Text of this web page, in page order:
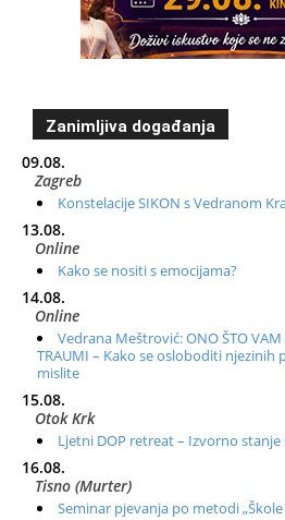
Zanimljiva događanja
09.08.
Zagreb
Konstelacije SIKON s Vedranom
13.08.
Online
Kako se nositi s emocijama?
14.08.
Online
Vedrana Meštrović: ONO ŠTO VAM
TRAUMI – Kako se osloboditi njezinih
mislite
15.08.
Otok Krk
Ljetni DOP retreat – Izvorno stanje
16.08.
Tisno (Murter)
Seminar pjevanja po metodi